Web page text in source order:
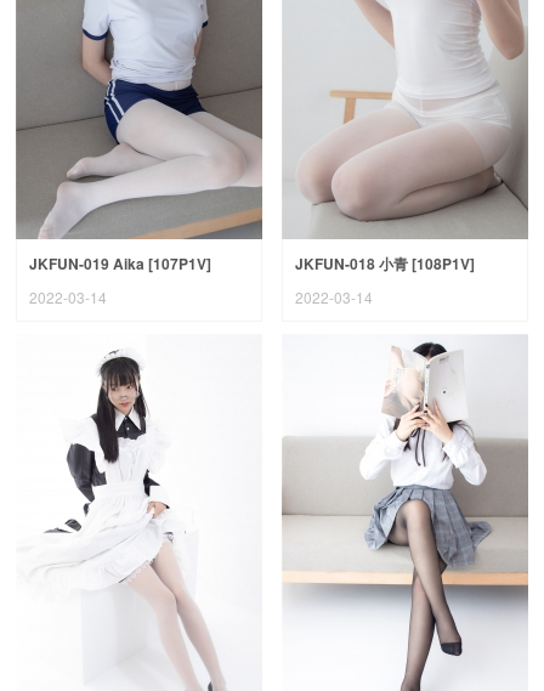
JKFUN-019 Aika [107P1V]
2022-03-14
JKFUN-018 小青 [108P1V]
2022-03-14